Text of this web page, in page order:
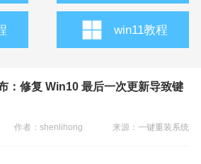
win11教程
：修复 Win10 最后一次更新导致键
作者：shenlihong 来源：一键重装系统